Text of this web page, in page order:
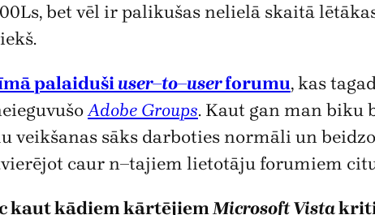
bet vēl ir palikušas nelielā skaitā
palaidušiuser–to–userforumu, kas
Adobe Groups. Kaut gan man biku
veikšanas sāks darboties normāli un
caur n–tajiem lietotāju forumiem
kaut kādiem kārtējiemMicrosoft Vista